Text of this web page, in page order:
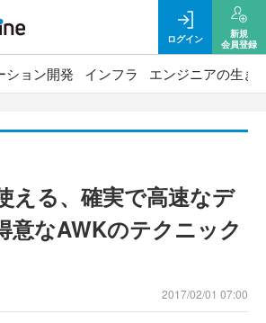
ログイン
新規
会員登録
ション開発 インフラ エンジニアの生き
える、確実で高速なデ
意なAWKのテクニック
2017/02/01 07:00